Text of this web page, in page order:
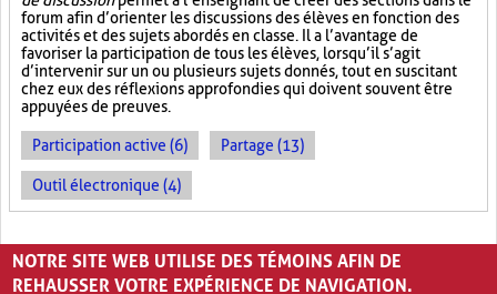
forum afin d’orienter les discussions des élèves en fonction des
activités et des sujets abordés en classe. Il a l’avantage de
favoriser la participation de tous les élèves, lorsqu’il s’agit
d’intervenir sur un ou plusieurs sujets donnés, tout en suscitant
chez eux des réflexions approfondies qui doivent souvent être
appuyées de preuves.
Participation active (6) Partage (13)
Outil électronique (4)
PAGES
« ‹ 1 2 3
NOTRE SITE WEB UTILISE DES TÉMOINS AFIN DE
REHAUSSER VOTRE EXPÉRIENCE DE NAVIGATION.